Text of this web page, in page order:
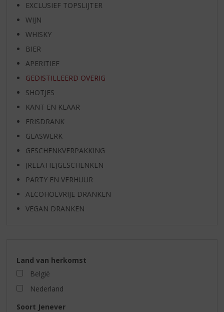
EXCLUSIEF TOPSLIJTER
WIJN
WHISKY
BIER
APERITIEF
GEDISTILLEERD OVERIG
SHOTJES
KANT EN KLAAR
FRISDRANK
GLASWERK
GESCHENKVERPAKKING
(RELATIE)GESCHENKEN
PARTY EN VERHUUR
ALCOHOLVRIJE DRANKEN
VEGAN DRANKEN
Land van herkomst
België
Nederland
Soort Jenever